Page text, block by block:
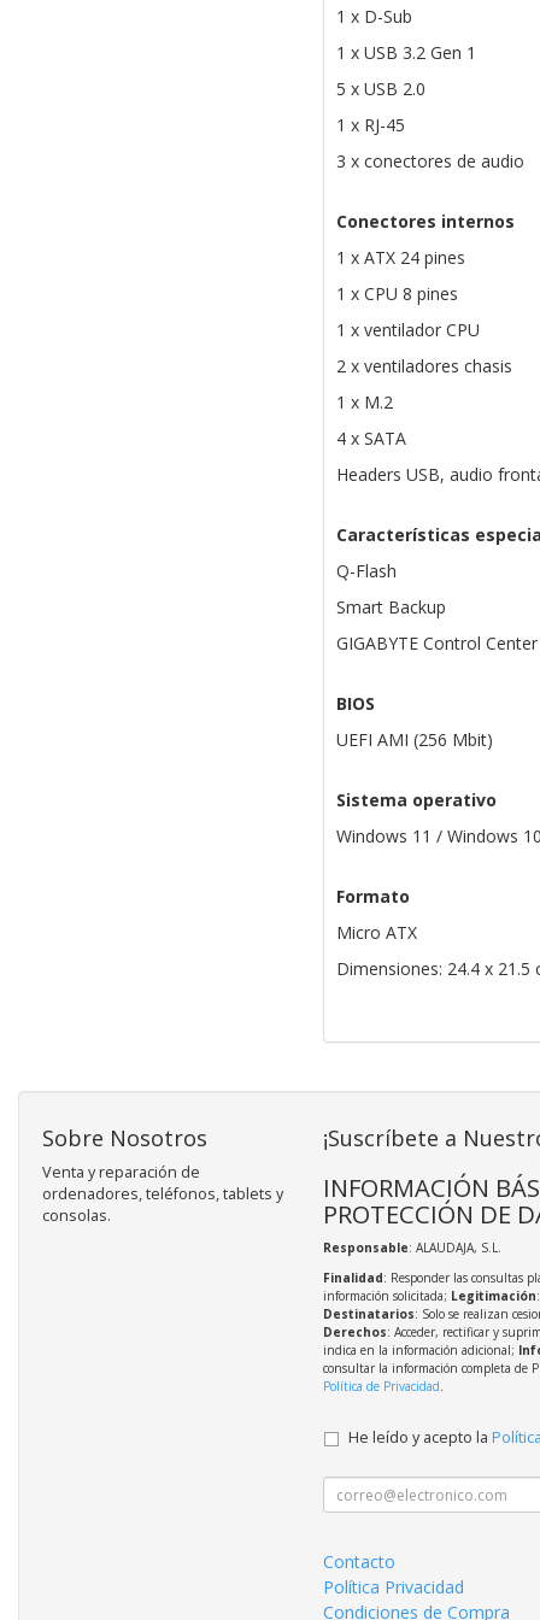
1 x D-Sub
1 x USB 3.2 Gen 1
5 x USB 2.0
1 x RJ-45
3 x conectores de audio
Conectores internos
1 x ATX 24 pines
1 x CPU 8 pines
1 x ventilador CPU
2 x ventiladores chasis
1 x M.2
4 x SATA
Headers USB, audio
Características
Q-Flash
Smart Backup
GIGABYTE Control Center
BIOS
UEFI AMI (256 Mbit)
Sistema operativo
Windows 11 / Windows
Formato
Micro ATX
Dimensiones: 24.4 x 21.5
Sobre Nosotros
Venta y reparación de
ordenadores, teléfonos, tablets y
consolas.
¡Suscríbete a
INFORMACIÓN
PROTECCIÓN DE
Responsable: ALAUDAJA, S.L.
Finalidad: Responder las consultas
información solicitada; Legitimación
Destinatarios: Solo se realizan
Derechos: Acceder, rectificar y
indica en la información adicional;
consultar la información completa de
Política de Privacidad.
He leído y acepto la
Contacto
Política Privacidad
Condiciones de Compra